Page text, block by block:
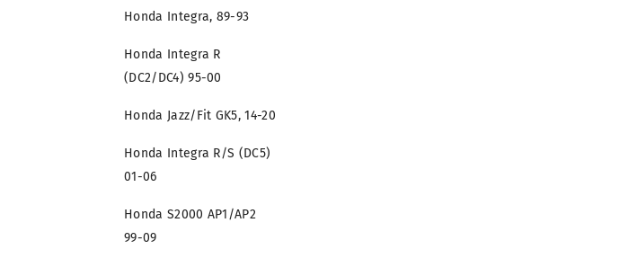
Honda Integra, 89-93
Honda Integra R
(DC2/DC4) 95-00
Honda Jazz/Fit GK5, 14-20
Honda Integra R/S (DC5)
01-06
Honda S2000 AP1/AP2
99-09